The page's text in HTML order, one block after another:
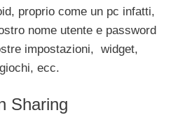
proprio come un pc infatti,
nome utente e password
impostazioni, widget,
ecc.
Sharing